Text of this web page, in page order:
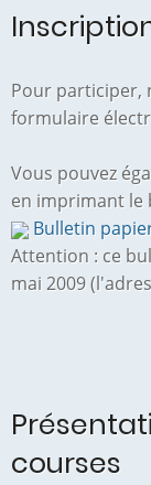
Pour participer,
formulaire
Vous pouvez
en imprimant le
Bulletin
Attention : ce
mai 2009
courses